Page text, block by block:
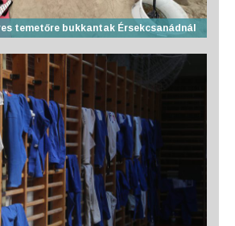
temetőre bukkantak Érsekcsanádnál